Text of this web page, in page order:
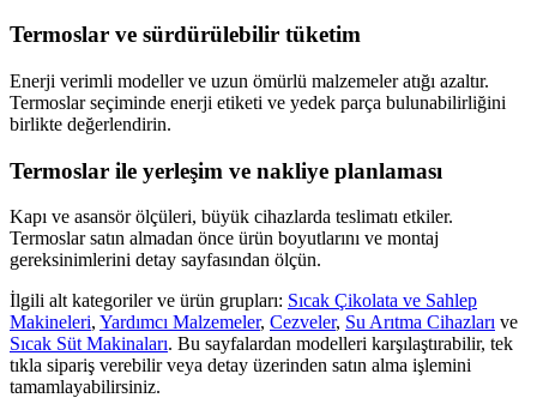
Termoslar ve sürdürülebilir tüketim
Enerji verimli modeller ve uzun ömürlü malzemeler atığı azaltır.
Termoslar seçiminde enerji etiketi ve yedek parça bulunabilirliğini
birlikte değerlendirin.
Termoslar ile yerleşim ve nakliye planlaması
Kapı ve asansör ölçüleri, büyük cihazlarda teslimatı etkiler.
Termoslar satın almadan önce ürün boyutlarını ve montaj
gereksinimlerini detay sayfasından ölçün.
İlgili alt kategoriler ve ürün grupları: Sıcak Çikolata ve Sahlep
Makineleri, Yardımcı Malzemeler, Cezveler, Su Arıtma Cihazları ve
Sıcak Süt Makinaları. Bu sayfalardan modelleri karşılaştırabilir, tek
tıkla sipariş verebilir veya detay üzerinden satın alma işlemini
tamamlayabilirsiniz.